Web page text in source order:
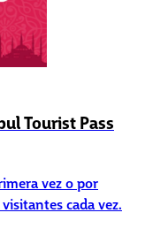
Tourist Pass
vez o por
cada vez.